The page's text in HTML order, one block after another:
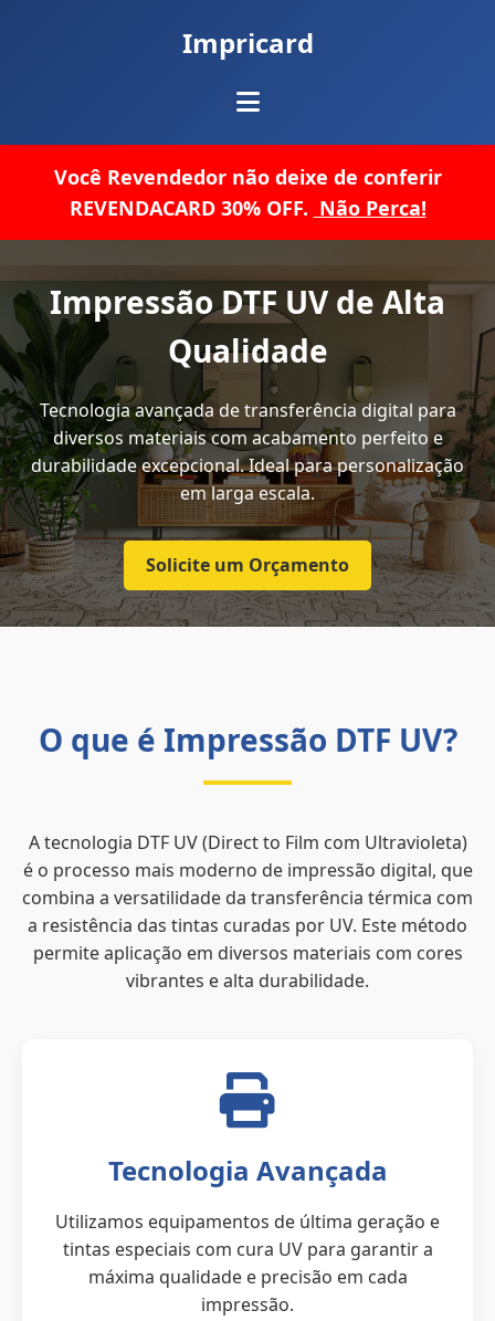
Impricard
Você Revendedor não deixe de conferir
REVENDACARD 30% OFF. Não Perca!
Impressão DTF UV de Alta
Qualidade
Tecnologia avançada de transferência digital para
diversos materiais com acabamento perfeito e
durabilidade excepcional. Ideal para personalização
em larga escala.
Solicite um Orçamento
O que é Impressão DTF UV?
A tecnologia DTF UV (Direct to Film com Ultravioleta)
é o processo mais moderno de impressão digital, que
combina a versatilidade da transferência térmica com
a resistência das tintas curadas por UV. Este método
permite aplicação em diversos materiais com cores
vibrantes e alta durabilidade.
Tecnologia Avançada
Utilizamos equipamentos de última geração e
tintas especiais com cura UV para garantir a
máxima qualidade e precisão em cada
impressão.